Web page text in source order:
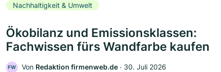
Nachhaltigkeit & Umwelt
Ökobilanz und Emissionsklassen:
Fachwissen fürs Wandfarbe kaufen
FW Von Redaktion firmenweb.de ‧ 30. Juli 2026